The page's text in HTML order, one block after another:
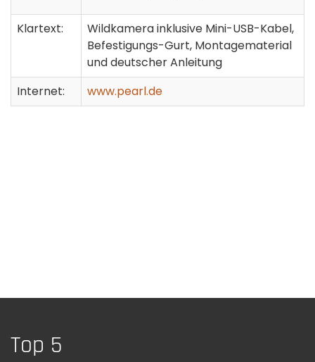
Klartext:
Wildkamera inklusive Mini-USB-Kabel,
Befestigungs-Gurt, Montagematerial
und deutscher Anleitung
Internet:
www.pearl.de
Top 5